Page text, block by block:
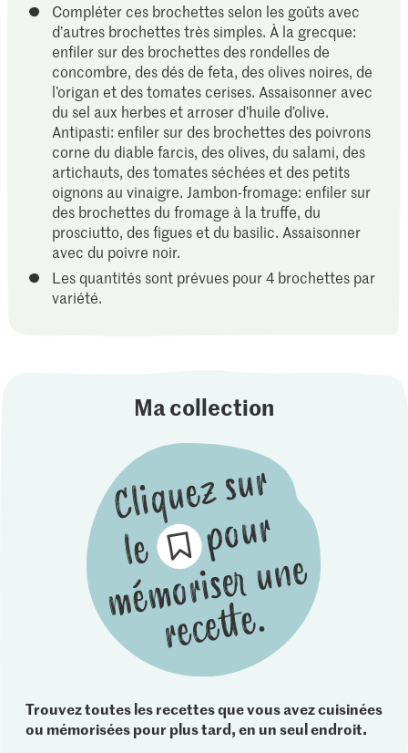
Compléter ces brochettes selon les goûts avec
d’autres brochettes très simples. À la grecque:
enfiler sur des brochettes des rondelles de
concombre, des dés de feta, des olives noires, de
l’origan et des tomates cerises. Assaisonner avec
du sel aux herbes et arroser d’huile d’olive.
Antipasti: enfiler sur des brochettes des poivrons
corne du diable farcis, des olives, du salami, des
artichauts, des tomates séchées et des petits
oignons au vinaigre. Jambon-fromage: enfiler sur
des brochettes du fromage à la truffe, du
prosciutto, des figues et du basilic. Assaisonner
avec du poivre noir.
Les quantités sont prévues pour 4 brochettes par
variété.
Ma collection
Trouvez toutes les recettes que vous avez cuisinées
ou mémorisées pour plus tard, en un seul endroit.